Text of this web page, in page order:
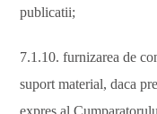
publicatii;
7.1.10. furnizarea de
suport material, daca
expres al